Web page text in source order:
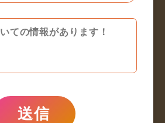
送信